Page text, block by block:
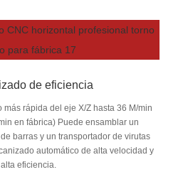
de eficiencia
rápida del eje X/Z hasta 36 M/min
en fábrica) Puede ensamblar un
barras y un transportador de virutas
automático de alta velocidad y
alta eficiencia.